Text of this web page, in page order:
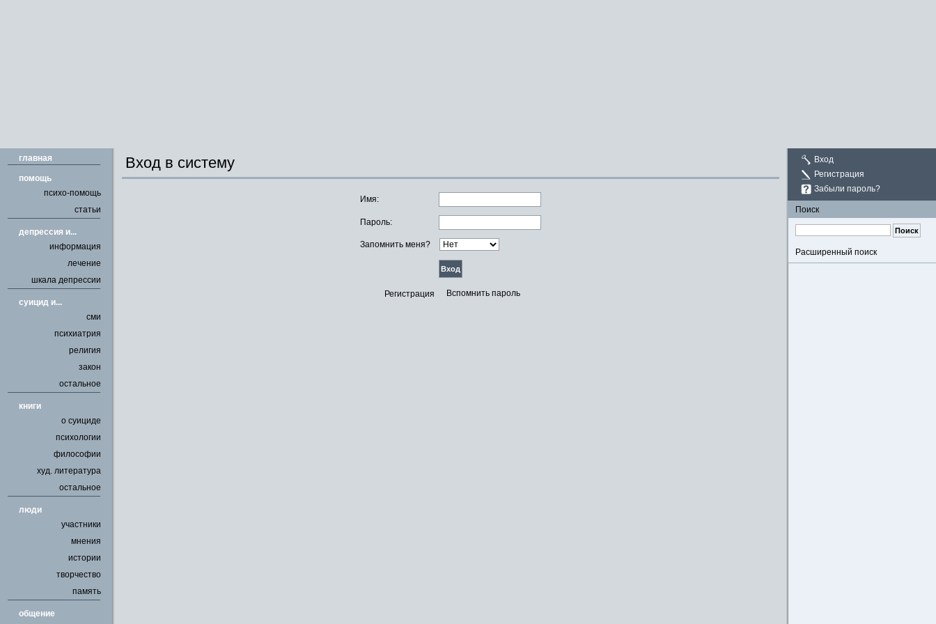
главная
помощь
психо-помощь
статьи
депрессия и...
информация
лечение
шкала депрессии
cуицид и...
сми
психиатрия
религия
закон
остальное
книги
о суициде
психологии
философии
худ. литература
остальное
люди
участники
мнения
истории
творчество
память
общение
Вход
Регистрация
Забыли пароль?
Поиск
Расширенный поиск
Вход в систему
Имя:
Пароль:
Запомнить меня?
Регистрация Вспомнить пароль